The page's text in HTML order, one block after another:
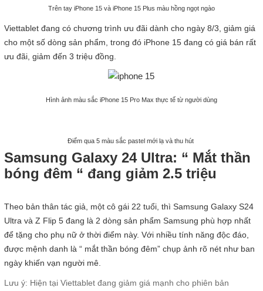
Trên tay iPhone 15 và iPhone 15 Plus màu hồng ngọt ngào
Viettablet đang có chương trình ưu đãi dành cho ngày 8/3, giảm giá
cho một số dòng sản phẩm, trong đó iPhone 15 đang có giá bán rất
ưu đãi, giảm đến 3 triệu đồng.
Hình ảnh màu sắc iPhone 15 Pro Max thực tế từ người dùng
Điểm qua 5 màu sắc pastel mới lạ và thu hút
Samsung Galaxy 24 Ultra: “ Mắt thần
bóng đêm “ đang giảm 2.5 triệu
Theo bản thân tác giả, một cô gái 22 tuổi, thì Samsung Galaxy S24
Ultra và Z Flip 5 đang là 2 dòng sản phẩm Samsung phù hợp nhất
để tặng cho phụ nữ ở thời điểm này. Với nhiều tính năng độc đáo,
được mệnh danh là “ mắt thần bóng đêm” chụp ảnh rõ nét như ban
ngày khiến vạn người mê.
Lưu ý: Hiện tại Viettablet đang giảm giá mạnh cho phiên bản